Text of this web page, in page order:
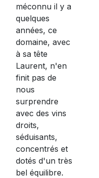
méconnu il y a
quelques
années, ce
domaine, avec
à sa tête
Laurent, n'en
finit pas de
nous
surprendre
avec des vins
droits,
séduisants,
concentrés et
dotés d'un très
bel équilibre.